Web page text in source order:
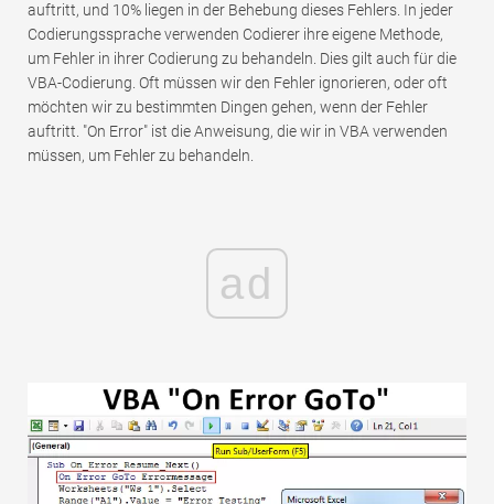
auftritt, und 10% liegen in der Behebung dieses Fehlers. In jeder
Codierungssprache verwenden Codierer ihre eigene Methode,
um Fehler in ihrer Codierung zu behandeln. Dies gilt auch für die
VBA-Codierung. Oft müssen wir den Fehler ignorieren, oder oft
möchten wir zu bestimmten Dingen gehen, wenn der Fehler
auftritt. "On Error" ist die Anweisung, die wir in VBA verwenden
müssen, um Fehler zu behandeln.
ad